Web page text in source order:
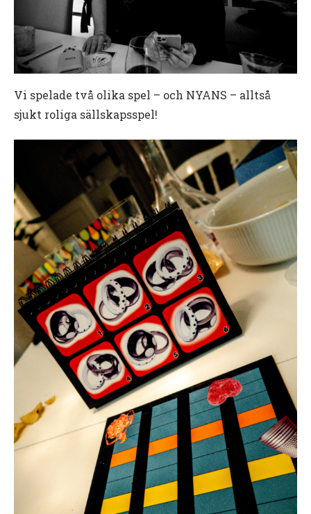
Vi spelade två olika spel – och NYANS – alltså
sjukt roliga sällskapsspel!